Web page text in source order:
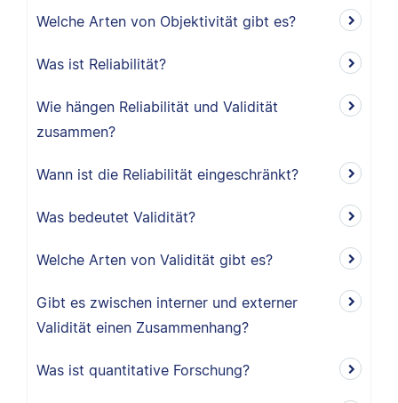
Welche Arten von Objektivität gibt es?
Was ist Reliabilität?
Wie hängen Reliabilität und Validität
zusammen?
Wann ist die Reliabilität eingeschränkt?
Was bedeutet Validität?
Welche Arten von Validität gibt es?
Gibt es zwischen interner und externer
Validität einen Zusammenhang?
Was ist quantitative Forschung?